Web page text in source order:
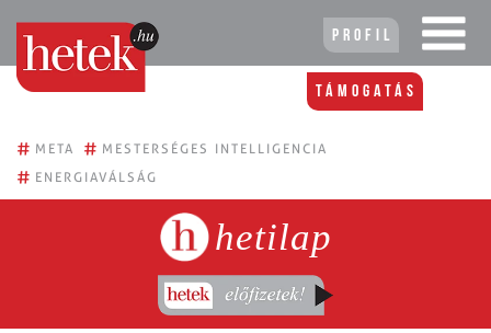
Profil
Támogatás
# META # MESTERSÉGES INTELLIGENCIA
# ENERGIAVÁLSÁG
hetilap